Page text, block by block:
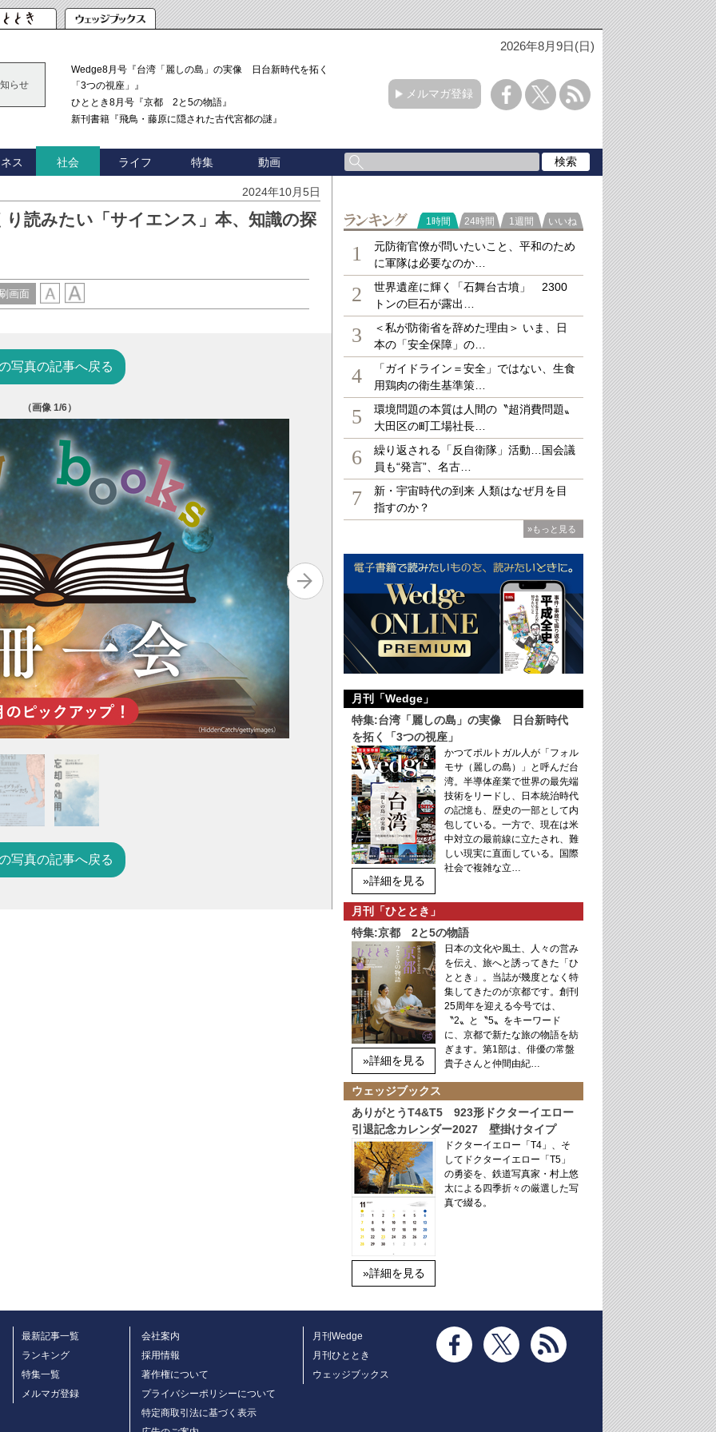
2026年8月9日(日)
らせ
Wedge8月号『台湾「麗しの島」の実像 日台新時代を拓く
「3つの視座」』
ひととき8月号『京都 2と5の物語』
新刊書籍『飛鳥・藤原に隠された古代宮都の謎』
メルマガ登録
ス 社会 ライフ 特集 動画
2024年10月5日
読みたい「サイエンス」本、知識の探
画面
写真の記事へ戻る
（画像1/6）
計測の科学 人類が生み出した福音と災厄
ジェームズ・ヴィンセント（著）、
小坂恵理（訳）
築地書館 3520円（税込）
写真の記事へ戻る
ラ
1時間 24時間 1週間 いいね
1
元防衛官僚が問いたいこと、平和のため
に軍隊は必要なのか…
2
世界遺産に輝く「石舞台古墳」 2300
トンの巨石が露出…
3
＜私が防衛省を辞めた理由＞ いま、日
本の「安全保障」の…
4
「ガイドライン＝安全」ではない、生食
用鶏肉の衛生基準策…
5
環境問題の本質は人間の〝超消費問題〟
大田区の町工場社長…
6
繰り返される「反自衛隊」活動…国会議
員も“発言”、名古…
7
新・宇宙時代の到来 人類はなぜ月を目
指すのか？
»もっと見る
月刊「Wedge」
特集:台湾「麗しの島」の実像 日台新時代
を拓く「3つの視座」
»詳細を見る
かつてポルトガル人が「フォル
モサ（麗しの島）」と呼んだ台
湾。半導体産業で世界の最先端
技術をリードし、日本統治時代
の記憶も、歴史の一部として内
包している。一方で、現在は米
中対立の最前線に立たされ、難
しい現実に直面している。国際
社会で複雑な立…
月刊「ひととき」
特集:京都 2と5の物語
»詳細を見る
日本の文化や風土、人々の営み
を伝え、旅へと誘ってきた「ひ
ととき」。当誌が幾度となく特
集してきたのが京都です。創刊
25周年を迎える今号では、
〝2〟と〝5〟をキーワード
に、京都で新たな旅の物語を紡
ぎます。第1部は、俳優の常盤
貴子さんと仲間由紀…
ウェッジブックス
ありがとうT4&T5 923形ドクターイエロー
引退記念カレンダー2027 壁掛けタイプ
»詳細を見る
ドクターイエロー「T4」、そ
してドクターイエロー「T5」
の勇姿を、鉄道写真家・村上悠
太による四季折々の厳選した写
真で綴る。
最新記事一覧
ランキング
特集一覧
メルマガ登録
会社案内
採用情報
著作権について
プライバシーポリシーについて
特定商取引法に基づく表示
月刊Wedge
月刊ひととき
ウェッジブックス